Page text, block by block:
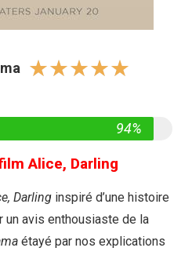
☆☆☆☆☆
94%
Alice, Darling
Darling inspiré d’une histoire
un avis enthousiaste de la
étayé par nos explications